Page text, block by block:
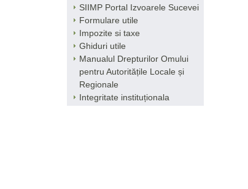
SIIMP Portal Izvoarele Sucevei
Formulare utile
Impozite si taxe
Ghiduri utile
Manualul Drepturilor Omului
pentru Autoritățile Locale și
Regionale
Integritate instituționala